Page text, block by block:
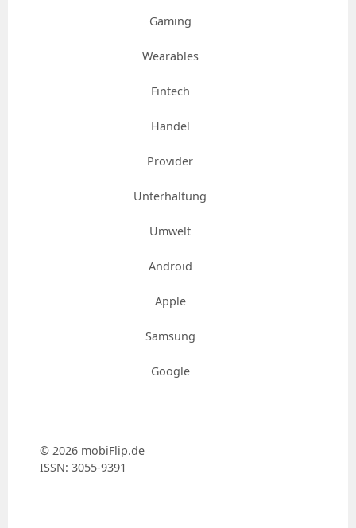
Gaming
Wearables
Fintech
Handel
Provider
Unterhaltung
Umwelt
Android
Apple
Samsung
Google
© 2026 mobiFlip.de
ISSN: 3055-9391